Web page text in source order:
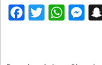
F
a
T
wi
W
h
M
es